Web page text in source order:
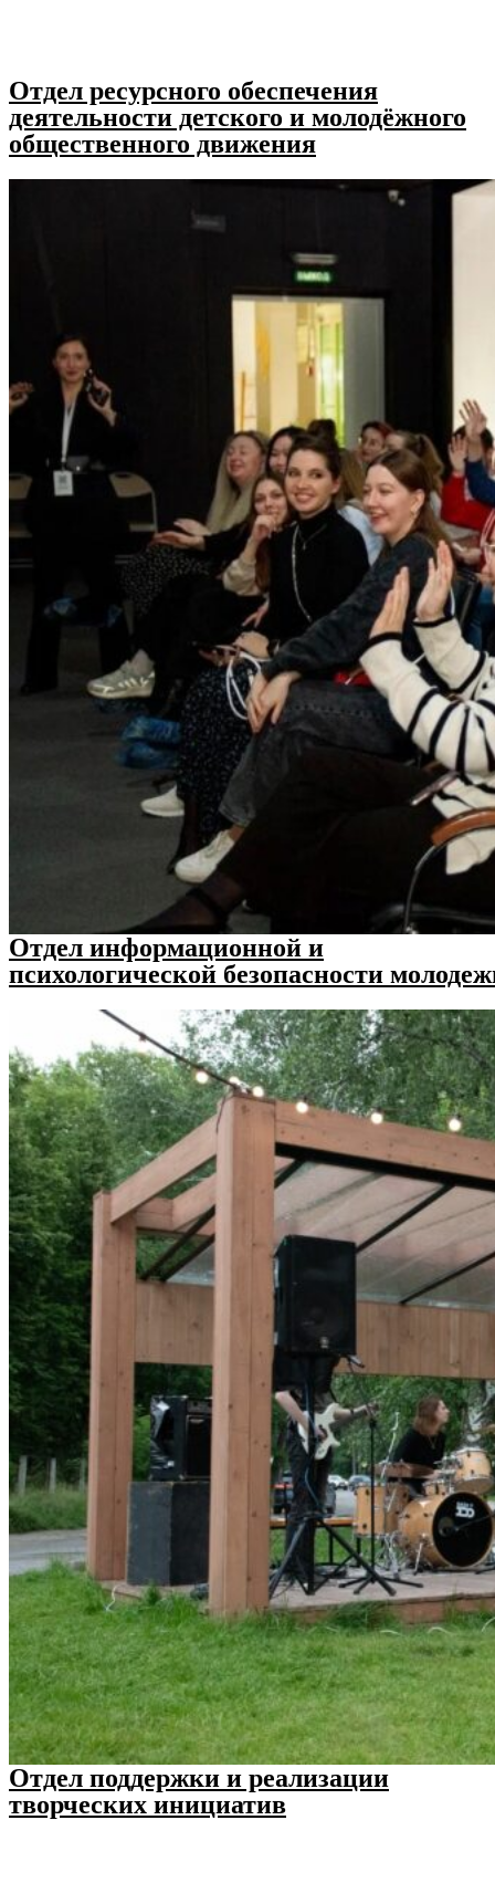
Отдел ресурсного обеспечения
деятельности детского и молодёжного
общественного движения
Отдел информационной и
психологической безопасности
Отдел поддержки и реализации
творческих инициатив